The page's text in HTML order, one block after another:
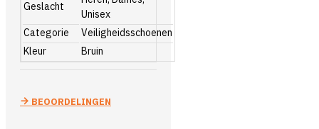
Geslacht
Unisex
Categorie
Veiligheidsschoenen
Kleur
Bruin
BEOORDELINGEN